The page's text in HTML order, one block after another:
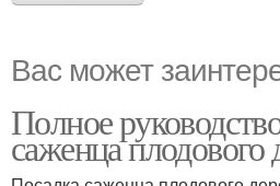
Вас может
Полное
саженца плодового